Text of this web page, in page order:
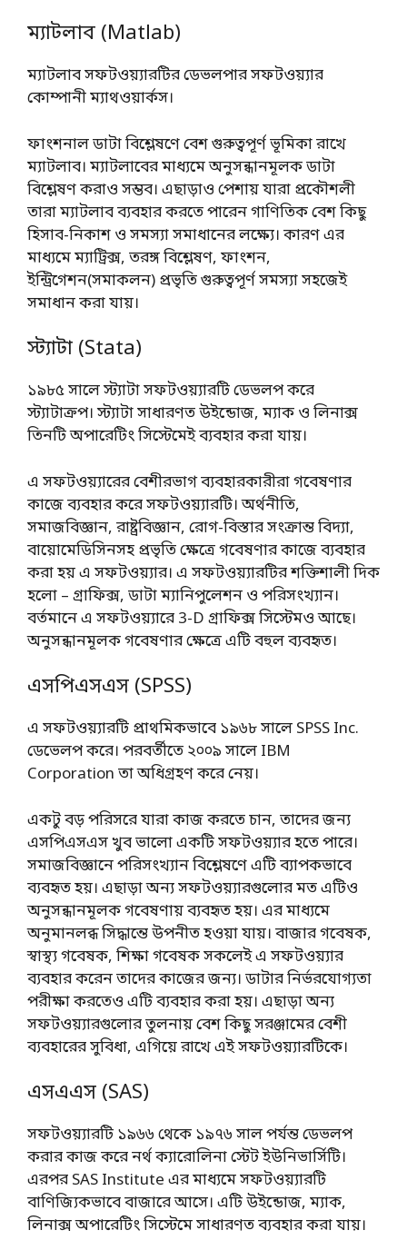
ম্যাটলাব (Matlab)
ম্যাটলাব সফটওয়্যারটির ডেভলপার সফটওয়্যার
কোম্পানী ম্যাথওয়ার্কস।
ফাংশনাল ডাটা বিশ্লেষণে বেশ গুরুত্বপূর্ণ ভূমিকা রাখে
ম্যাটলাব। ম্যাটলাবের মাধ্যমে অনুসন্ধানমূলক ডাটা
বিশ্লেষণ করাও সম্ভব। এছাড়াও পেশায় যারা প্রকৌশলী
তারা ম্যাটলাব ব্যবহার করতে পারেন গাণিতিক বেশ কিছু
হিসাব-নিকাশ ও সমস্যা সমাধানের লক্ষ্যে। কারণ এর
মাধ্যমে ম্যাট্রিক্স, তরঙ্গ বিশ্লেষণ, ফাংশন,
ইন্ট্রিগেশন(সমাকলন) প্রভৃতি গুরুত্বপূর্ণ সমস্যা সহজেই
সমাধান করা যায়।
স্ট্যাটা (Stata)
১৯৮৫ সালে স্ট্যাটা সফটওয়্যারটি ডেভলপ করে
স্ট্যাটাক্রপ। স্ট্যাটা সাধারণত উইন্ডোজ, ম্যাক ও লিনাক্স
তিনটি অপারেটিং সিস্টেমেই ব্যবহার করা যায়।
এ সফটওয়্যারের বেশীরভাগ ব্যবহারকারীরা গবেষণার
কাজে ব্যবহার করে সফটওয়্যারটি। অর্থনীতি,
সমাজবিজ্ঞান, রাষ্ট্রবিজ্ঞান, রোগ-বিস্তার সংক্রান্ত বিদ্যা,
বায়োমেডিসিনসহ প্রভৃতি ক্ষেত্রে গবেষণার কাজে ব্যবহার
করা হয় এ সফটওয়্যার। এ সফটওয়্যারটির শক্তিশালী দিক
হলো – গ্রাফিক্স, ডাটা ম্যানিপুলেশন ও পরিসংখ্যান।
বর্তমানে এ সফটওয়্যারে 3-D গ্রাফিক্স সিস্টেমও আছে।
অনুসন্ধানমূলক গবেষণার ক্ষেত্রে এটি বহুল ব্যবহৃত।
এসপিএসএস (SPSS)
এ সফটওয়্যারটি প্রাথমিকভাবে ১৯৬৮ সালে SPSS Inc.
ডেভেলপ করে। পরবর্তীতে ২০০৯ সালে IBM
Corporation তা অধিগ্রহণ করে নেয়।
একটু বড় পরিসরে যারা কাজ করতে চান, তাদের জন্য
এসপিএসএস খুব ভালো একটি সফটওয়্যার হতে পারে।
সমাজবিজ্ঞানে পরিসংখ্যান বিশ্লেষণে এটি ব্যাপকভাবে
ব্যবহৃত হয়। এছাড়া অন্য সফটওয়্যারগুলোর মত এটিও
অনুসন্ধানমূলক গবেষণায় ব্যবহৃত হয়। এর মাধ্যমে
অনুমানলব্ধ সিদ্ধান্তে উপনীত হওয়া যায়। বাজার গবেষক,
স্বাস্থ্য গবেষক, শিক্ষা গবেষক সকলেই এ সফটওয়্যার
ব্যবহার করেন তাদের কাজের জন্য। ডাটার নির্ভরযোগ্যতা
পরীক্ষা করতেও এটি ব্যবহার করা হয়। এছাড়া অন্য
সফটওয়্যারগুলোর তুলনায় বেশ কিছু সরঞ্জামের বেশী
ব্যবহারের সুবিধা, এগিয়ে রাখে এই সফটওয়্যারটিকে।
এসএএস (SAS)
সফটওয়্যারটি ১৯৬৬ থেকে ১৯৭৬ সাল পর্যন্ত ডেভলপ
করার কাজ করে নর্থ ক্যারোলিনা স্টেট ইউনিভার্সিটি।
এরপর SAS Institute এর মাধ্যমে সফটওয়্যারটি
বাণিজ্যিকভাবে বাজারে আসে। এটি উইন্ডোজ, ম্যাক,
লিনাক্স অপারেটিং সিস্টেমে সাধারণত ব্যবহার করা যায়।